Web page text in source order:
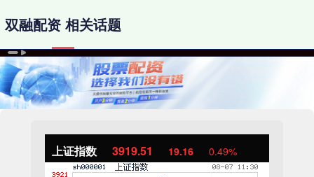
上证指数 3919.51 19.16 0.49%
双融配资 相关话题